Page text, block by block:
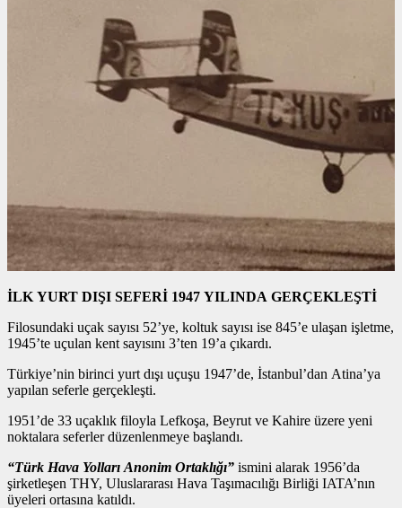
İLK YURT DIŞI SEFERİ 1947 YILINDA GERÇEKLEŞTİ
Filosundaki uçak sayısı 52’ye, koltuk sayısı ise 845’e ulaşan işletme,
1945’te uçulan kent sayısını 3’ten 19’a çıkardı.
Türkiye’nin birinci yurt dışı uçuşu 1947’de, İstanbul’dan Atina’ya
yapılan seferle gerçekleşti.
1951’de 33 uçaklık filoyla Lefkoşa, Beyrut ve Kahire üzere yeni
noktalara seferler düzenlenmeye başlandı.
“Türk Hava Yolları Anonim Ortaklığı” ismini alarak 1956’da
şirketleşen THY, Uluslararası Hava Taşımacılığı Birliği IATA’nın
üyeleri ortasına katıldı.